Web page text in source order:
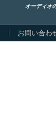
オーディオ
お問い合わ